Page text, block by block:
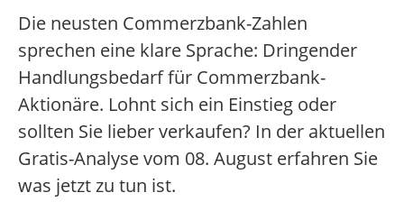
Die neusten Commerzbank-Zahlen
sprechen eine klare Sprache: Dringender
Handlungsbedarf für Commerzbank-
Aktionäre. Lohnt sich ein Einstieg oder
sollten Sie lieber verkaufen? In der aktuellen
Gratis-Analyse vom 08. August erfahren Sie
was jetzt zu tun ist.